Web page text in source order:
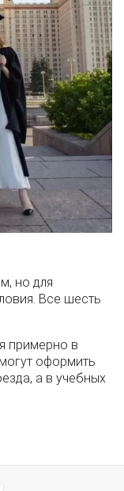
но для
Все шесть
примерно в
оформить
а в учебных